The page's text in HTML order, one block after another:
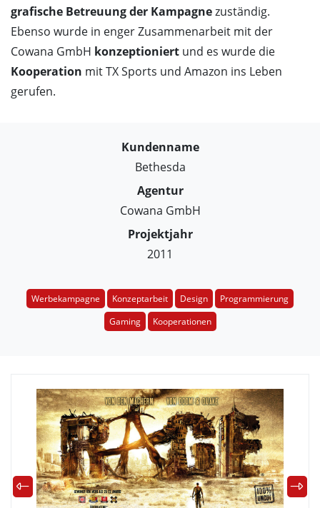
grafische Betreuung der Kampagnezuständig.
Ebenso wurde in enger Zusammenarbeit mit der
Cowana GmbH konzeptioniert und es wurde die
Kooperation mit TX Sports und Amazon ins Leben
gerufen.
Kundenname
Bethesda
Agentur
Cowana GmbH
Projektjahr
2011
Werbekampagne Konzeptarbeit Design
Programmierung
Gaming
Kooperationen